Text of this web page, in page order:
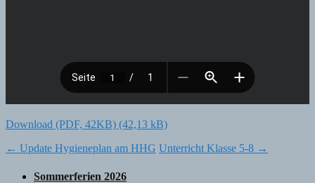
Download (PDF, 42KB)
Post
navigation
← Update Hygieneplan am HHG Unterricht Klasse 5-8 →
Sommerferien 2026